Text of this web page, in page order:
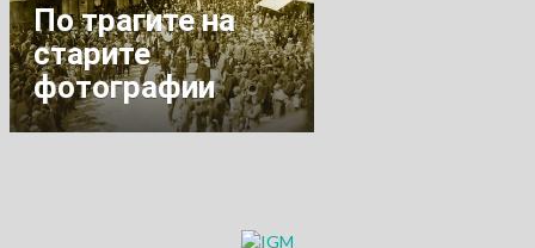
По трагите на
старите
фотографии